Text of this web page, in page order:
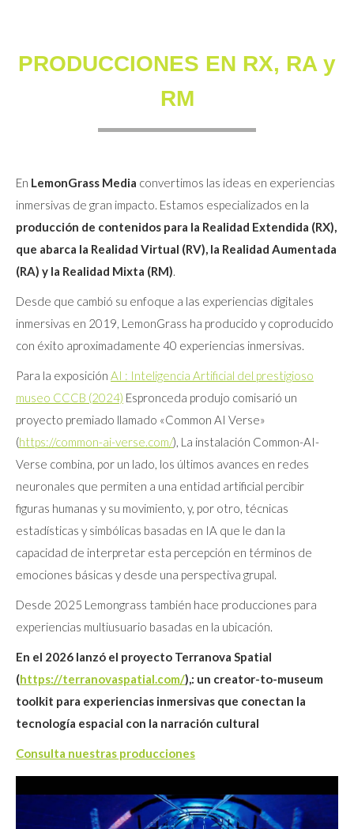
PRODUCCIONES EN RX, RA y
RM
En LemonGrass Media convertimos las ideas en experiencias
inmersivas de gran impacto. Estamos especializados en la
producción de contenidos para la Realidad Extendida (RX),
que abarca la Realidad Virtual (RV), la Realidad Aumentada
(RA) y la Realidad Mixta (RM).
Desde que cambió su enfoque a las experiencias digitales
inmersivas en 2019, LemonGrass ha producido y coproducido
con éxito aproximadamente 40 experiencias inmersivas.
Para la exposición AI : Inteligencia Artificial del prestigioso
museo CCCB (2024) Espronceda produjo comisarió un
proyecto premiado llamado «Common AI Verse»
(https://common-ai-verse.com/), La instalación Common-AI-
Verse combina, por un lado, los últimos avances en redes
neuronales que permiten a una entidad artificial percibir
figuras humanas y su movimiento, y, por otro, técnicas
estadísticas y simbólicas basadas en IA que le dan la
capacidad de interpretar esta percepción en términos de
emociones básicas y desde una perspectiva grupal.
Desde 2025 Lemongrass también hace producciones para
experiencias multiusuario basadas en la ubicación.
En el 2026 lanzó el proyecto Terranova Spatial
(https://terranovaspatial.com/),: un creator-to-museum
toolkit para experiencias inmersivas que conectan la
tecnología espacial con la narración cultural
Consulta nuestras producciones